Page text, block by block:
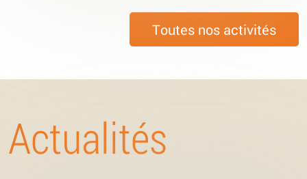
Toutes nos activités
Actualités